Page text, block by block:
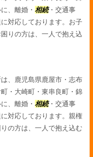
、離婚・ 相続・交通事
対応しております。お子
りの方は、一人で抱え込
、鹿児島県鹿屋市・志布
・大崎町・東串良町・錦
、離婚・ 相続・交通事
対応しております。親権
の方は、一人で抱え込む